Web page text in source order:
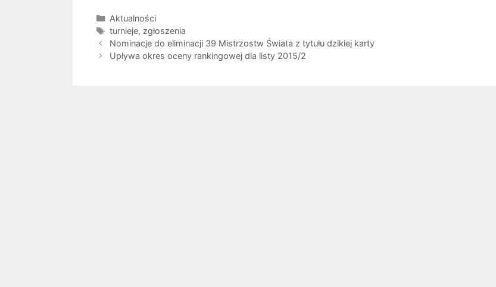
Kategorie
Aktualności
Tagi
turnieje, zgłoszenia
Nominacje do eliminacji 39 Mistrzostw Świata z tytułu dzikiej karty
Upływa okres oceny rankingowej dla listy 2015/2